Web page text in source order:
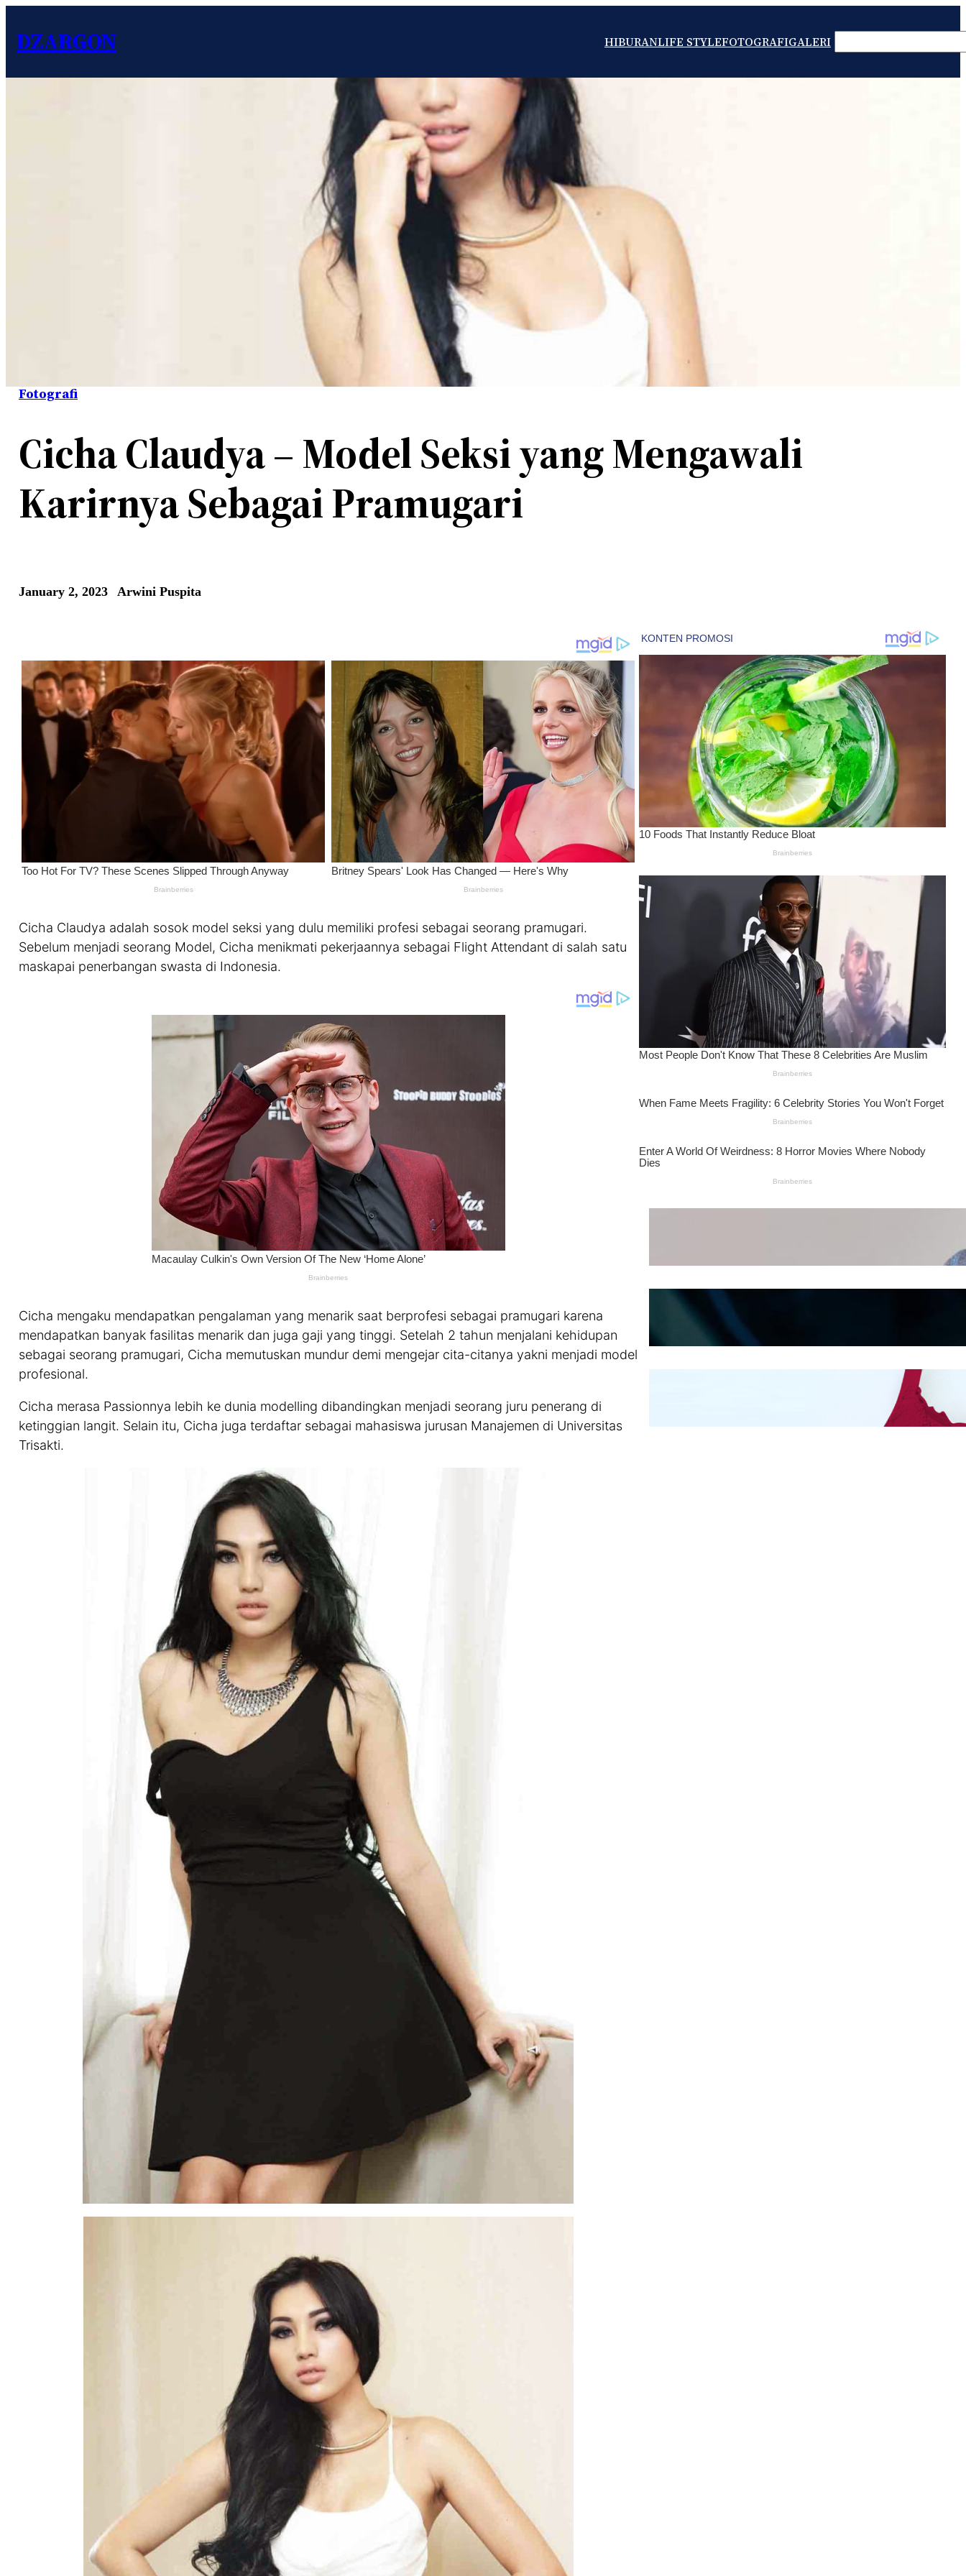
DZARGON HIBURANLIFE STYLEFOTOGRAFIGALERI SEARCH
Fotografi
Cicha Claudya – Model Seksi yang Mengawali
Karirnya Sebagai Pramugari
January 2, 2023 Arwini Puspita
Cicha Claudya adalah sosok model seksi yang dulu memiliki profesi sebagai seorang pramugari.
Sebelum menjadi seorang Model, Cicha menikmati pekerjaannya sebagai Flight Attendant di salah satu
maskapai penerbangan swasta di Indonesia.
Cicha mengaku mendapatkan pengalaman yang menarik saat berprofesi sebagai pramugari karena
mendapatkan banyak fasilitas menarik dan juga gaji yang tinggi. Setelah 2 tahun menjalani kehidupan
sebagai seorang pramugari, Cicha memutuskan mundur demi mengejar cita-citanya yakni menjadi model
profesional.
Cicha merasa Passionnya lebih ke dunia modelling dibandingkan menjadi seorang juru penerang di
ketinggian langit. Selain itu, Cicha juga terdaftar sebagai mahasiswa jurusan Manajemen di Universitas
Trisakti.
Wanita Pamer Pakaian
Kepribadian
Mengintip Kepribadian
Wanita Dari Warna Bra